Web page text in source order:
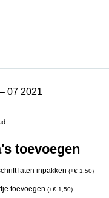
07 2021
toevoegen
laten inpakken (+€1,50)
toevoegen (+€1,50)